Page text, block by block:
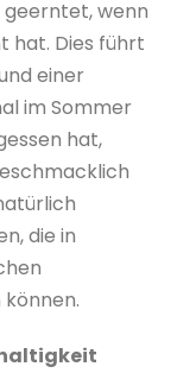
geerntet, wenn
hat. Dies führt
einer
im Sommer
hat,
die in